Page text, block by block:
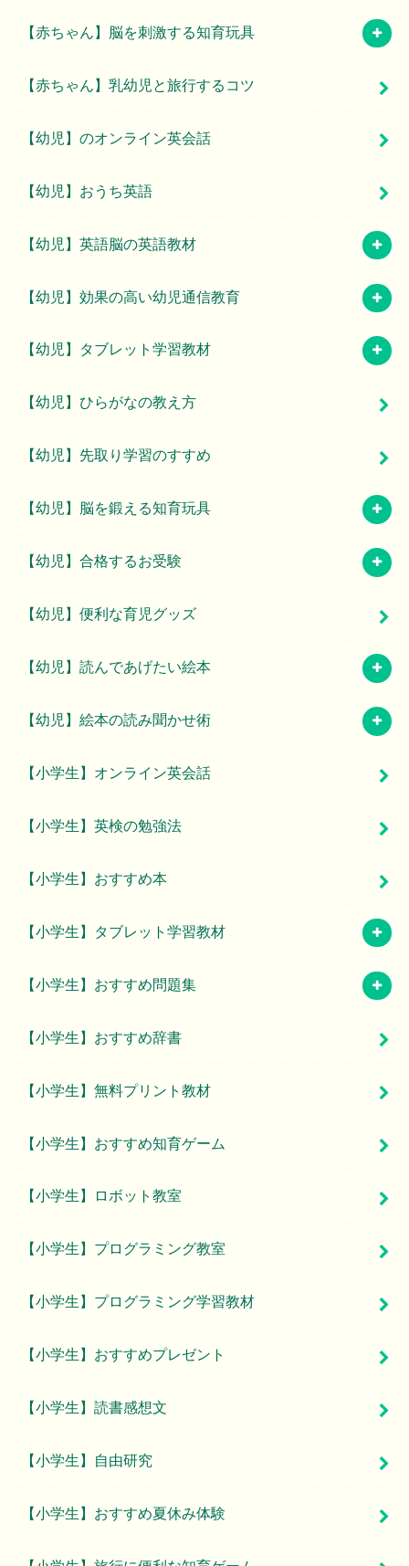
【赤ちゃん】脳を刺激する知育玩具
【赤ちゃん】乳幼児と旅行するコツ
【幼児】のオンライン英会話
【幼児】おうち英語
【幼児】英語脳の英語教材
【幼児】効果の高い幼児通信教育
【幼児】タブレット学習教材
【幼児】ひらがなの教え方
【幼児】先取り学習のすすめ
【幼児】脳を鍛える知育玩具
【幼児】合格するお受験
【幼児】便利な育児グッズ
【幼児】読んであげたい絵本
【幼児】絵本の読み聞かせ術
【小学生】オンライン英会話
【小学生】英検の勉強法
【小学生】おすすめ本
【小学生】タブレット学習教材
【小学生】おすすめ問題集
【小学生】おすすめ辞書
【小学生】無料プリント教材
【小学生】おすすめ知育ゲーム
【小学生】ロボット教室
【小学生】プログラミング教室
【小学生】プログラミング学習教材
【小学生】おすすめプレゼント
【小学生】読書感想文
【小学生】自由研究
【小学生】おすすめ夏休み体験